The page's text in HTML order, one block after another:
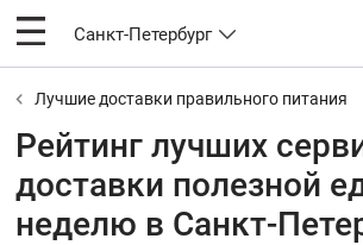
Санкт-Петербург
Лучшие доставки правильного питания
Рейтинг лучших
доставки полезной
неделю в Санкт-